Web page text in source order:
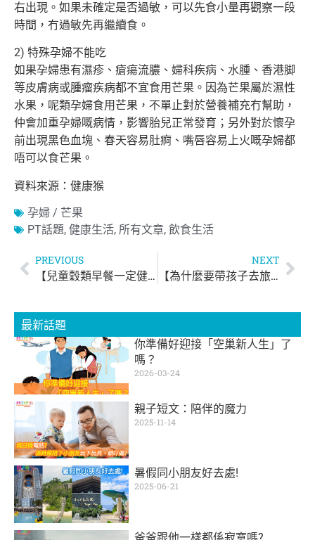
右出現。如果未確定是否過敏，可以先食小量再觀察一段
時間，冇過敏先再繼續食。
2) 特殊孕婦不能吃
如果孕婦患有濕疹、瘡瘍流膿、婦科疾病、水腫、香港脚
等皮膚病或腫瘤疾病都不宜食用芒果。因為芒果屬於濕性
水果，呢類孕婦食用芒果， 不單止對於營養補充冇幫助，
仲會加重孕婦嘅病情，影響胎兒正常發育；另外對於懷孕
前出現黑色血塊、春天容易肚痾、嘴唇容易上火嘅孕婦都
唔可以食芒果。
資料來源：健康猴
孕婦 / 芒果
PT話題, 健康生活, 所有文章, 飲食生活
PREVIOUS
【兒童穀類早餐一定健康？】
NEXT
【為什麼要帶孩子去旅行？】
最新話題
你準備好迎接「空巢新人生」了
嗎？
2026-03-24
親子短文：陪伴的魔力
2025-11-14
暑假同小朋友好去處!
2025-06-21